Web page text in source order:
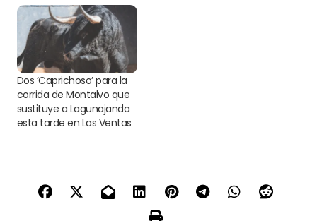
Dos ‘Caprichoso’ para la
corrida de Montalvo que
sustituye a Lagunajanda
esta tarde en Las Ventas